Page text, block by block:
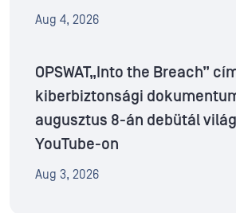
Aug 4, 2026
OPSWAT„Into the Breach”
kiberbiztonsági
augusztus 8-án debütál
YouTube-on
Aug 3, 2026